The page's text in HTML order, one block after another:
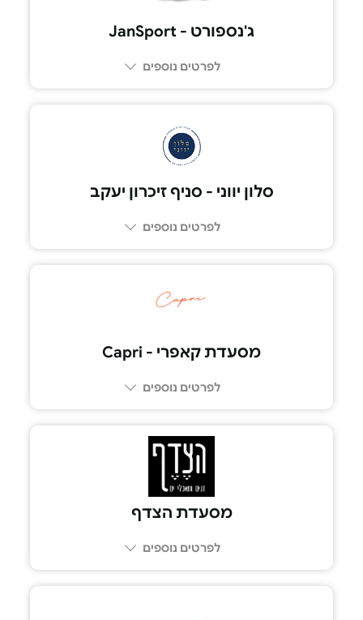
ג'נספורט - JanSport
לפרטים נוספים
סלון יווני - סניף זיכרון יעקב
לפרטים נוספים
מסעדת קאפרי - Capri
לפרטים נוספים
מסעדת הצדף
לפרטים נוספים